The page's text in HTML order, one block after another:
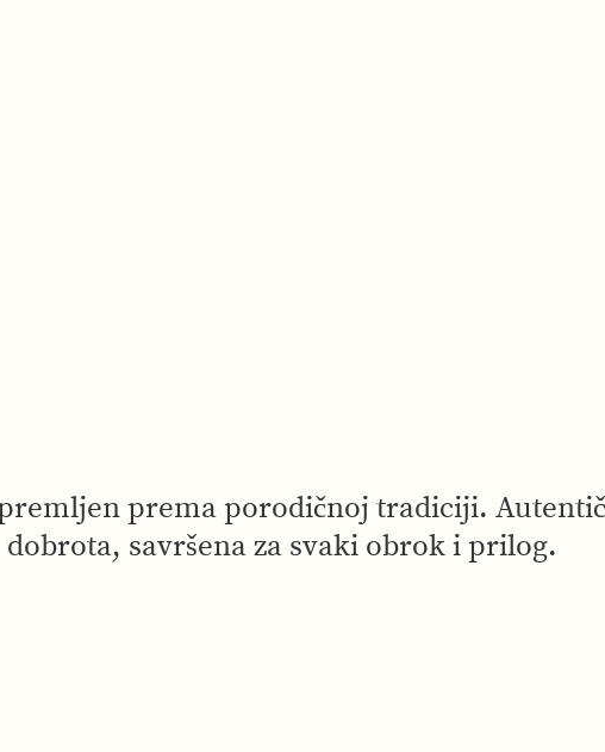
prema porodičnoj tradiciji.
dobrota, savršena za svaki obrok i prilog.